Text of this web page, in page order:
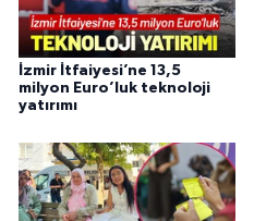
İzmir İtfaiyesi’ne 13,5
milyon Euro’luk teknoloji
yatırımı